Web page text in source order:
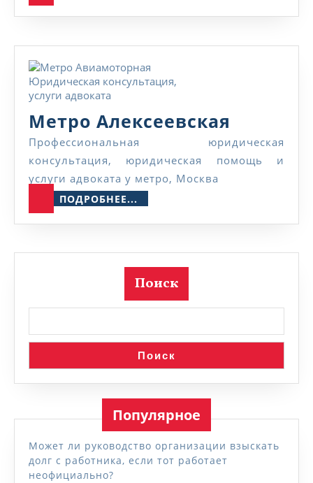
Метро Алексеевская
Профессиональная юридическая
консультация, юридическая помощь и
услуги адвоката у метро, Москва
ПОДРОБНЕЕ...
Поиск
Поиск
Популярное
Может ли руководство организации взыскать
долг с работника, если тот работает
неофициально?